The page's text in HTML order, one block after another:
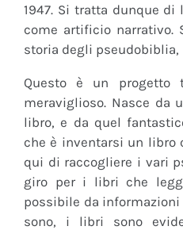
1947. Si tratta dunque
come artificio narrativo.
storia degli pseudobiblia,
Questo è un progetto
meraviglioso. Nasce da
libro, e da quel
che è inventarsi un libro
qui di raccogliere i vari
giro per i libri che
possibile da
sono, i libri sono